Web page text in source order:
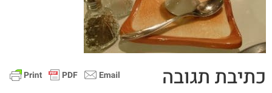
כתיבת תגובה